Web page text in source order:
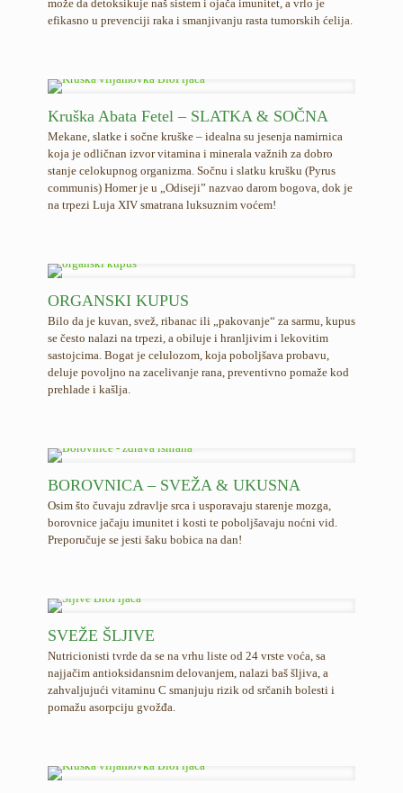
može da detoksikuje naš sistem i ojača imunitet, a vrlo je
efikasno u prevenciji raka i smanjivanju rasta tumorskih ćelija.
Kruška Abata Fetel – SLATKA & SOČNA
Mekane, slatke i sočne kruške – idealna su jesenja namirnica
koja je odličnan izvor vitamina i minerala važnih za dobro
stanje celokupnog organizma. Sočnu i slatku krušku (Pyrus
communis) Homer je u „Odiseji” nazvao darom bogova, dok je
na trpezi Luja XIV smatrana luksuznim voćem!
ORGANSKI KUPUS
Bilo da je kuvan, svež, ribanac ili „pakovanje“ za sarmu, kupus
se često nalazi na trpezi, a obiluje i hranljivim i lekovitim
sastojcima. Bogat je celulozom, koja poboljšava probavu,
deluje povoljno na zacelivanje rana, preventivno pomaže kod
prehlade i kašlja.
BOROVNICA – SVEŽA & UKUSNA
Osim što čuvaju zdravlje srca i usporavaju starenje mozga,
borovnice jačaju imunitet i kosti te poboljšavaju noćni vid.
Preporučuje se jesti šaku bobica na dan!
SVEŽE ŠLJIVE
Nutricionisti tvrde da se na vrhu liste od 24 vrste voća, sa
najjačim antioksidansnim delovanjem, nalazi baš šljiva, a
zahvaljujući vitaminu C smanjuju rizik od srčanih bolesti i
pomažu asorpciju gvožđa.